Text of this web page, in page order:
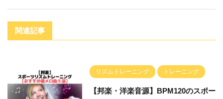
関連記事
リズムトレーニング トレーニング
【邦楽・洋楽音源】BPM120のスポー